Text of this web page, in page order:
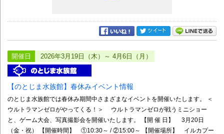
開催日 2026年3月19日（木）～ 4月6日（月）
【のとじま水族館】春休みイベント情報
のとじま水族館では春休み期間中さまざまなイベントを開催いたします。 ＜
ウルトラマンゼロがやってくる！＞ ウルトラマンゼロが戦うミニショー
と、ゲーム大会、写真撮影会を開催いたします。 【開 催 日】 3月20日
（金・祝） 【開催時間】 ①10:30～ / ②15:00～ 【開催場所】 イルカプー